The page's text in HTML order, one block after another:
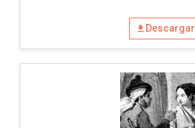
Descargar